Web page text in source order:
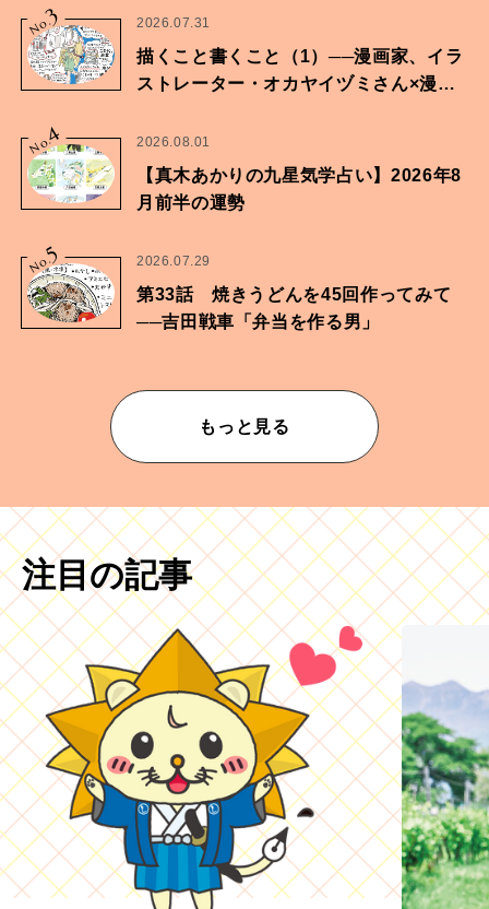
No.
3 2026.07.31
描くこと書くこと（1）──漫画家、イラ
ストレーター・オカヤイヅミさん×漫画
No.
4 2026.08.01
【真木あかりの九星気学占い】2026年8
月前半の運勢
No.
5 2026.07.29
第33話 焼きうどんを45回作ってみて
──吉田戦車「弁当を作る男」
もっと見る
注目の記事